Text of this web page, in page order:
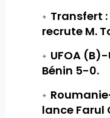
Transfert
recrute M.
UFOA
Bénin 5-0.
lance Farul